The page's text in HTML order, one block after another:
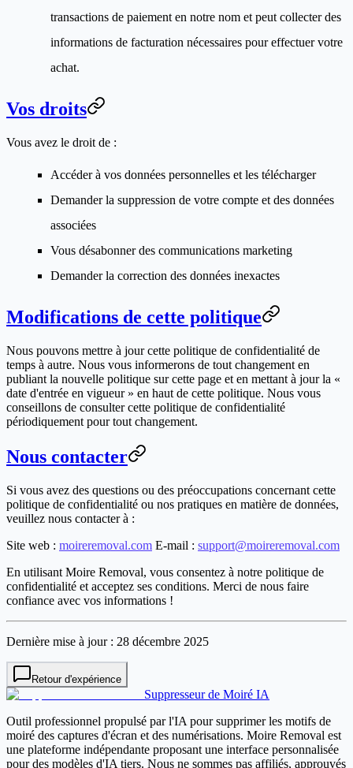
transactions de paiement en notre nom et peut collecter des
informations de facturation nécessaires pour effectuer votre
achat.
Vos droits
Vous avez le droit de :
Accéder à vos données personnelles et les télécharger
Demander la suppression de votre compte et des données
associées
Vous désabonner des communications marketing
Demander la correction des données inexactes
Modifications de cette politique
Nous pouvons mettre à jour cette politique de confidentialité de
temps à autre. Nous vous informerons de tout changement en
publiant la nouvelle politique sur cette page et en mettant à jour la «
date d'entrée en vigueur » en haut de cette politique. Nous vous
conseillons de consulter cette politique de confidentialité
périodiquement pour tout changement.
Nous contacter
Si vous avez des questions ou des préoccupations concernant cette
politique de confidentialité ou nos pratiques en matière de données,
veuillez nous contacter à :
Site web : moireremoval.com E-mail : support@moireremoval.com
En utilisant Moire Removal, vous consentez à notre politique de
confidentialité et acceptez ses conditions. Merci de nous faire
confiance avec vos informations !
Dernière mise à jour : 28 décembre 2025
Retour d'expérience
Suppresseur de Moiré IA
Outil professionnel propulsé par l'IA pour supprimer les motifs de
moiré des captures d'écran et des numérisations. Moire Removal est
une plateforme indépendante proposant une interface personnalisée
pour des modèles d'IA tiers. Nous ne sommes pas affiliés, approuvés